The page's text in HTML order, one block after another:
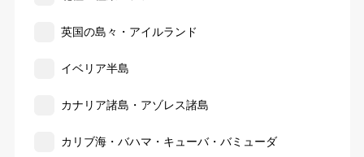
英国の島々・アイルランド
イベリア半島
カナリア諸島・アゾレス諸島
カリブ海・バハマ・キューバ・バミューダ